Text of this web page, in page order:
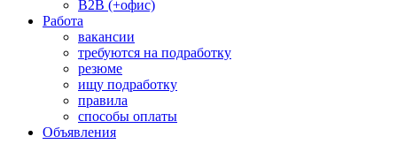
B2B (+офис)
Работа
вакансии
требуются на подработку
резюме
ищу подработку
правила
способы оплаты
Объявления